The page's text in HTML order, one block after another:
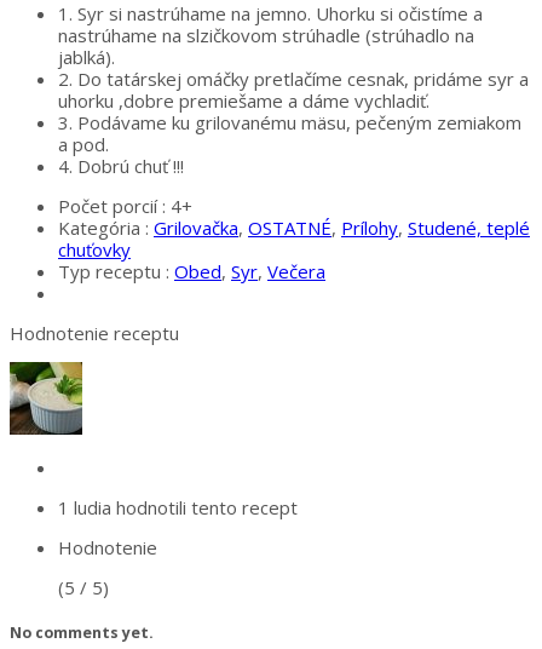
1. Syr si nastrúhame na jemno. Uhorku si očistíme a
nastrúhame na slzičkovom strúhadle (strúhadlo na
jablká).
2. Do tatárskej omáčky pretlačíme cesnak, pridáme syr a
uhorku ,dobre premiešame a dáme vychladiť.
3. Podávame ku grilovanému mäsu, pečeným zemiakom
a pod.
4. Dobrú chuť !!!
Počet porcií : 4+
Kategória : Grilovačka, OSTATNÉ, Prílohy, Studené, teplé
chuťovky
Typ receptu : Obed, Syr, Večera
Hodnotenie receptu
1 ludia hodnotili tento recept
Hodnotenie
(5 / 5)
No comments yet.